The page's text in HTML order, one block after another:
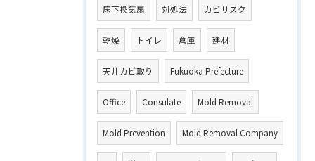
床下換気扇 対処法 カビリスク
乾燥 トイレ 倉庫 建材
天井カビ取り Fukuoka Prefecture
Office Consulate Mold Removal
Mold Prevention Mold Removal Company